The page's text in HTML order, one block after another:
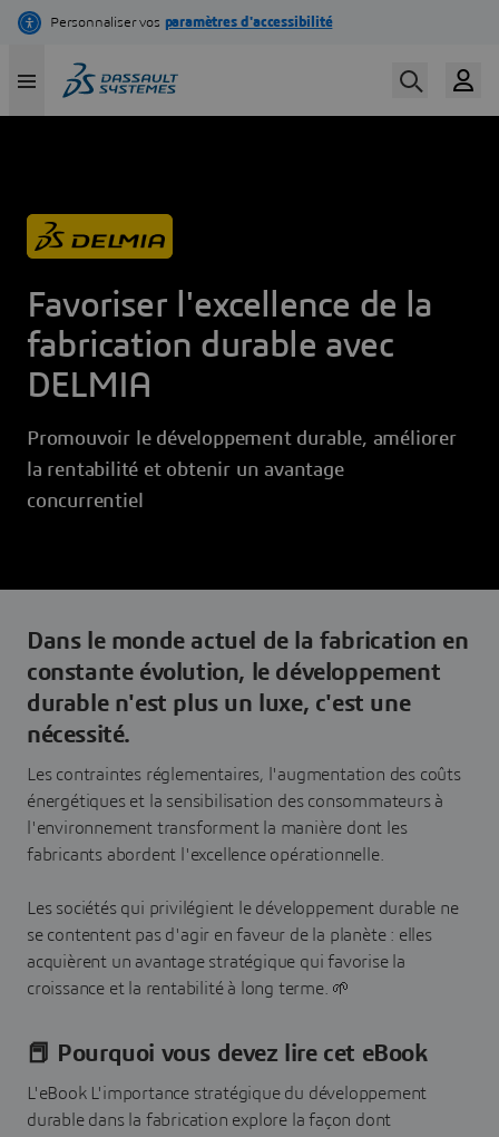
Aller
principal
Favoriser l'excellence de la
fabrication durable avec
DELMIA
Promouvoir le développement durable, améliorer
la rentabilité et obtenir un avantage
concurrentiel
Dans le monde actuel de la fabrication en
constante évolution, le développement
durable n'est plus un luxe, c'est une
nécessité.
Les contraintes réglementaires, l'augmentation des coûts
énergétiques et la sensibilisation des consommateurs à
l'environnement transforment la manière dont les
fabricants abordent l'excellence opérationnelle.
Les sociétés qui privilégient le développement durable ne
se contentent pas d'agir en faveur de la planète : elles
acquièrent un avantage stratégique qui favorise la
croissance et la rentabilité à long terme. 🌱
📕 Pourquoi vous devez lire cet eBook
L'eBook L'importance stratégique du développement
durable dans la fabrication explore la façon dont